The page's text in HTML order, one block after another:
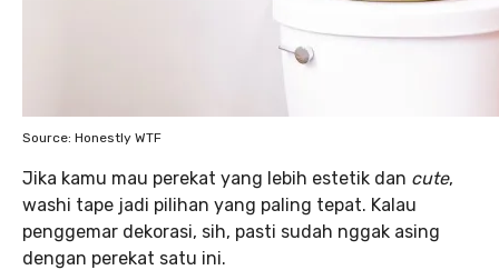
Source: Honestly WTF
Jika kamu mau perekat yang lebih estetik dan cute,
washi tape jadi pilihan yang paling tepat. Kalau
penggemar dekorasi, sih, pasti sudah nggak asing
dengan perekat satu ini.